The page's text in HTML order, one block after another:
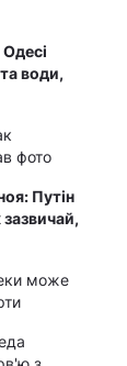
води,
фото
Путін
може